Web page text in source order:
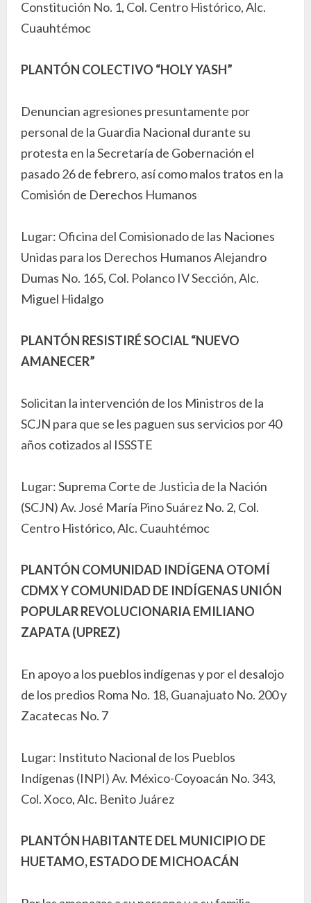
Constitución No. 1, Col. Centro Histórico, Alc.
Cuauhtémoc
PLANTÓN COLECTIVO “HOLY YASH”
Denuncian agresiones presuntamente por
personal de la Guardia Nacional durante su
protesta en la Secretaría de Gobernación el
pasado 26 de febrero, así como malos tratos en la
Comisión de Derechos Humanos
Lugar: Oficina del Comisionado de las Naciones
Unidas para los Derechos Humanos Alejandro
Dumas No. 165, Col. Polanco IV Sección, Alc.
Miguel Hidalgo
PLANTÓN RESISTIRÉ SOCIAL “NUEVO
AMANECER”
Solicitan la intervención de los Ministros de la
SCJN para que se les paguen sus servicios por 40
años cotizados al ISSSTE
Lugar: Suprema Corte de Justicia de la Nación
(SCJN) Av. José María Pino Suárez No. 2, Col.
Centro Histórico, Alc. Cuauhtémoc
PLANTÓN COMUNIDAD INDÍGENA OTOMÍ
CDMX Y COMUNIDAD DE INDÍGENAS UNIÓN
POPULAR REVOLUCIONARIA EMILIANO
ZAPATA (UPREZ)
En apoyo a los pueblos indígenas y por el desalojo
de los predios Roma No. 18, Guanajuato No. 200 y
Zacatecas No. 7
Lugar: Instituto Nacional de los Pueblos
Indígenas (INPI) Av. México-Coyoacán No. 343,
Col. Xoco, Alc. Benito Juárez
PLANTÓN HABITANTE DEL MUNICIPIO DE
HUETAMO, ESTADO DE MICHOACÁN